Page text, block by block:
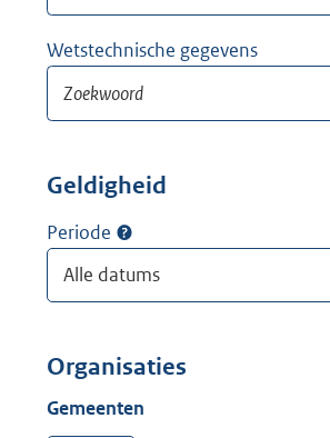
Wetstechnische gegevens
Geldigheid
Periode
Organisaties
Gemeenten